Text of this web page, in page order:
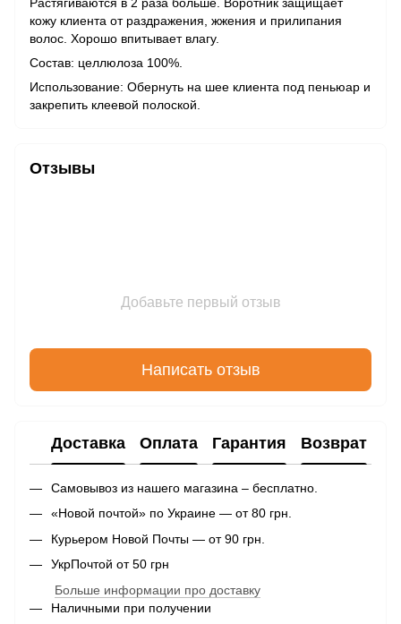
кожу клиента от раздражения, жжения и прилипания
волос. Хорошо впитывает влагу.
Состав: целлюлоза 100%.
Использование: Обернуть на шее клиента под пеньюар и
закрепить клеевой полоской.
Отзывы
Добавьте первый отзыв
Написать отзыв
Доставка Оплата Гарантия Возврат
Самовывоз из нашего магазина – бесплатно.
«Новой почтой» по Украине — от 80 грн.
Курьером Новой Почты — от 90 грн.
УкрПочтой от 50 грн
Больше информации про доставку
Наличными при получении